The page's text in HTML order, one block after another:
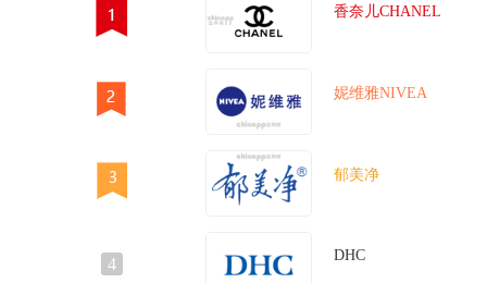
香奈儿CHANEL
妮维雅NIVEA
郁美净
4 DHC